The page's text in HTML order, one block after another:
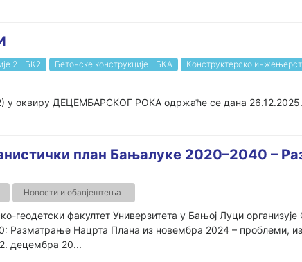
2 - БК2 Бетонске конструкције - БКА
Конструктерско
оквиру ДЕЦЕМБАРСКОГ РОКА одржаће се дана
план Бањалуке 2020–2040 –
Новости и обавјештења
геодетски факултет Универзитета у Бањој Луци организује
Разматрање Нацрта Плана из новембра 2024 – проблеми,
децембра 20...